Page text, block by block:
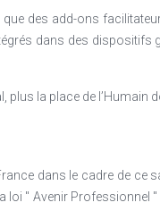
des add-ons
dans des dispositifs
plus la place de l’Humain
dans le cadre de ce
" Avenir Professionnel